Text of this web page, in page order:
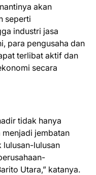
akan
seperti
industri jasa
para pengusaha dan
terlibat aktif dan
secara
tidak hanya
menjadi jembatan
lulusan-lulusan
Utara,” katanya.